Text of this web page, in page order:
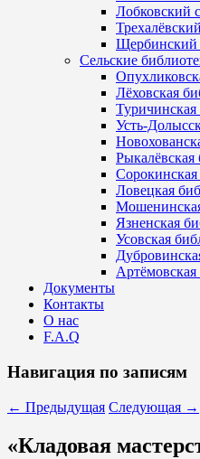
Лобковский
Щербинский
Сельские
Лёховская
Туричинская
Усть-
Рыкалёвская
Ловецкая
Язненская
Усовская
Артёмовская
Документы
Контакты
О нас
F.A.Q
Навигация по записям
← Предыдущая Следующая →
«Кладовая